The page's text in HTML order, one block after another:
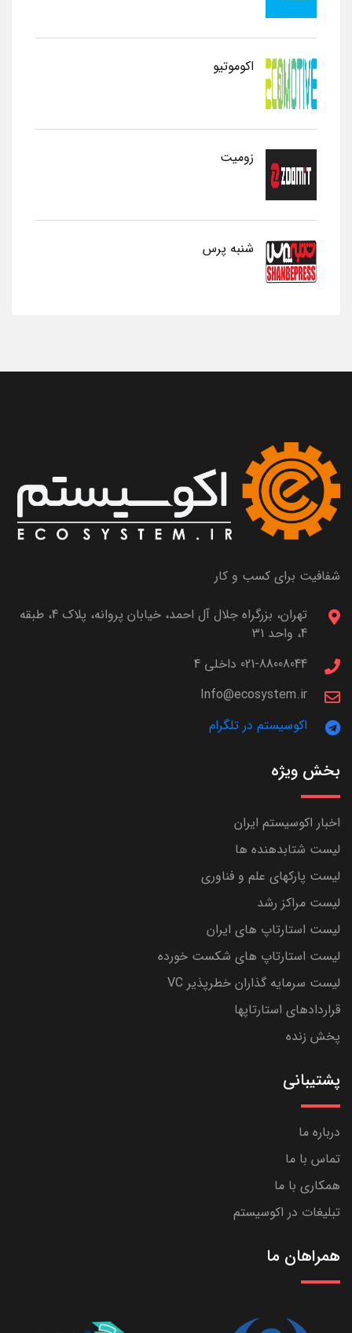
اکوموتیو
زومیت
شنبه پرس
شفافیت برای کسب و کار
تهران، بزرگراه جلال آل احمد، خیابان پروانه، پلاک 4، طبقه
4، واحد 31
021-88008044 داخلی 4
Info@ecosystem.ir
اکوسیستم در تلگرام
بخش ویژه
اخبار اکوسیستم ایران
لیست شتابدهنده ها
لیست پارکهای علم و فناوری
لیست مراکز رشد
لیست استارتاپ های ایران
لیست استارتاپ های شکست خورده
لیست سرمایه گذاران خطرپذیر VC
قراردادهای استارتاپها
پخش زنده
پشتیبانی
درباره ما
تماس با ما
همکاری با ما
تبلیغات در اکوسیستم
همراهان ما